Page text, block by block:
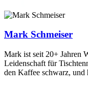
Mark Schmeiser
Mark ist seit 20+ Jahren
Leidenschaft für
den Kaffee schwarz, und